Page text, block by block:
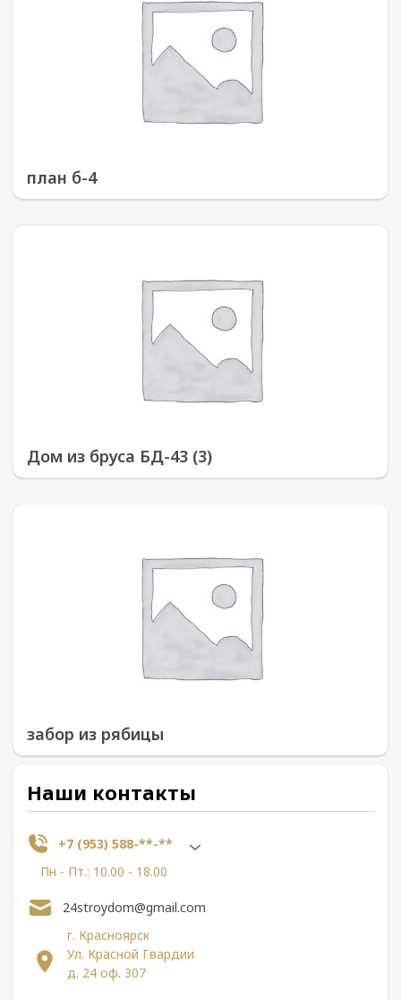
план б-4
Дом из бруса БД-43 (3)
забор из рябицы
Наши контакты
+7 (953) 588-**-**
Пн - Пт.: 10.00 - 18.00
г. Красноярск
Ул. Красной Гвардии
д. 24 оф. 307
24stroydom@gmail.com